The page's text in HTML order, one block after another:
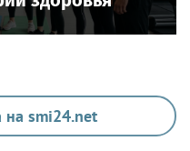
на smi24.net